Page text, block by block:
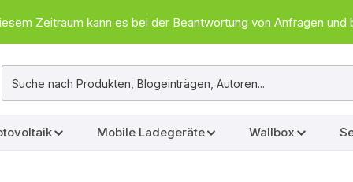
Zeitraum kann es bei der Beantwortung von Anfragen
Mobile Ladegeräte Wallbox